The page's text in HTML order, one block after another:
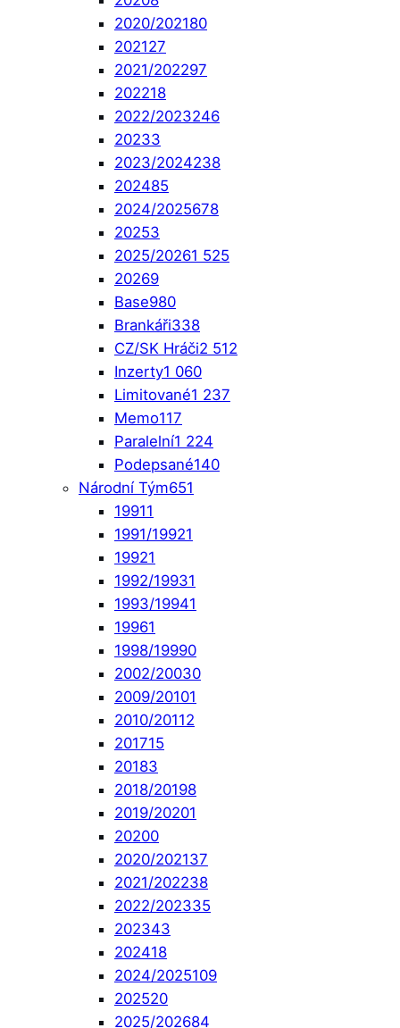
2020/202180
202127
2021/202297
202218
2022/2023246
20233
2023/2024238
202485
2024/2025678
20253
2025/20261 525
20269
Base980
Brankáři338
CZ/SK Hráči2 512
Inzerty1 060
Limitované1 237
Memo117
Paralelní1 224
Podepsané140
Národní Tým651
19911
1991/19921
19921
1992/19931
1993/19941
19961
1998/19990
2002/20030
2009/20101
2010/20112
201715
20183
2018/20198
2019/20201
20200
2020/202137
2021/202238
2022/202335
202343
202418
2024/2025109
202520
2025/202684